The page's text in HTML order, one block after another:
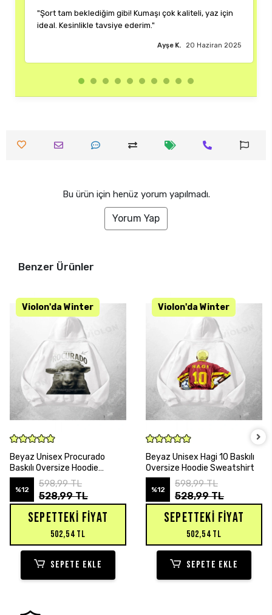
"Rengi ve kalıbı harika. Her kombinime uyum sağlıyor,
çok memnun kaldım."
Burak M. 18 Haziran 2025
Bu ürün için henüz yorum yapılmadı.
Yorum Yap
Benzer Ürünler
Beyaz Unisex Procurado
Baskılı Oversize Hoodie
Sweatshirt
%12
598,99 TL
528,99 TL
SEPETTEKI FIYAT
502,54 TL
SEPETE EKLE
Beyaz Unisex Hagi 10 Baskılı
Oversize Hoodie Sweatshirt
%12
598,99 TL
528,99 TL
SEPETTEKI FIYAT
502,54 TL
SEPETE EKLE